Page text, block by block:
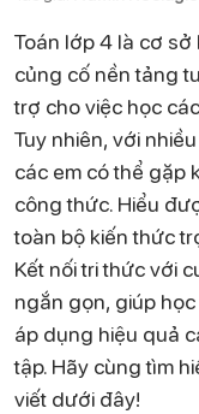
Toán lớp 4 là cơ
củng cố nền tảng
trợ cho việc học
Tuy nhiên, với
các em có thể gặp
công thức. Hiểu
toàn bộ kiến thức
Kết nối tri thức với
ngắn gọn, giúp
áp dụng hiệu quả
tập. Hãy cùng tìm
viết dưới đây!